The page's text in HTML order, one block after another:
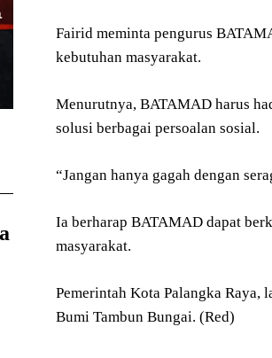
Fairid meminta pengurus
kebutuhan masyarakat.
Menurutnya, BATAMAD harus
solusi berbagai persoalan sosial.
“Jangan hanya gagah dengan
Ia berharap BATAMAD dapat
masyarakat.
Pemerintah Kota Palangka Raya,
Bumi Tambun Bungai. (Red)